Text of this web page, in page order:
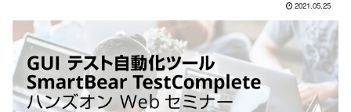
2021.05.25